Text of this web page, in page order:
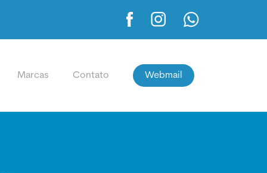
Marcas Contato Webmail